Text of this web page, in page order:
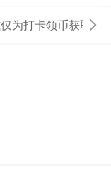
获取，发布有